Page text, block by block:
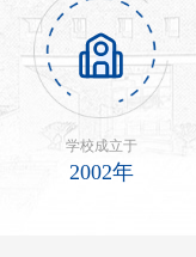
帮香农卖出700万元
学校成立于
2002年